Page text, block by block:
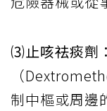
⑶止咳祛痰劑：
（
制中樞或周邊